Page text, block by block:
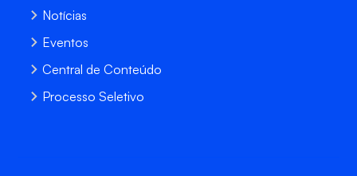
Notícias
Eventos
Central de Conteúdo
Processo Seletivo